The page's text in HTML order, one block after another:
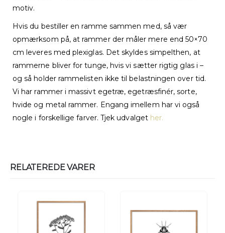
motiv.
Hvis du bestiller en ramme sammen med, så vær
opmærksom på, at rammer der måler mere end 50×70
cm leveres med plexiglas. Det skyldes simpelthen, at
rammerne bliver for tunge, hvis vi sætter rigtig glas i –
og så holder rammelisten ikke til belastningen over tid.
Vi har rammer i massivt egetræ, egetræsfinér, sorte,
hvide og metal rammer. Engang imellem har vi også
nogle i forskellige farver. Tjek udvalgether.
RELATEREDE VARER